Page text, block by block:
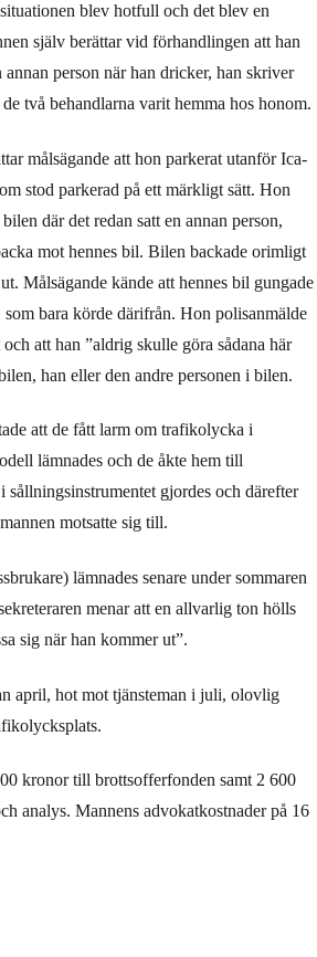
blev hotfull och det blev en
själv berättar vid förhandlingen att han
person när han dricker, han skriver
två behandlarna varit hemma hos honom.
målsägande att hon parkerat utanför Ica-
stod parkerad på ett märkligt sätt. Hon
där det redan satt en annan person,
mot hennes bil. Bilen backade orimligt
Målsägande kände att hennes bil gungade
bara körde därifrån. Hon polisanmälde
att han ”aldrig skulle göra sådana här
han eller den andre personen i bilen.
att de fått larm om trafikolycka i
lämnades och de åkte hem till
sållningsinstrumentet gjordes och därefter
motsatte sig till.
lämnades senare under sommaren
menar att en allvarlig ton hölls
sig när han kommer ut”.
april, hot mot tjänsteman i juli, olovlig
kronor till brottsofferfonden samt 2 600
analys. Mannens advokatkostnader på 16